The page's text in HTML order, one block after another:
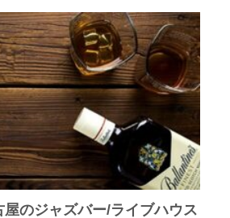
屋のジャズバー/ライブハウス